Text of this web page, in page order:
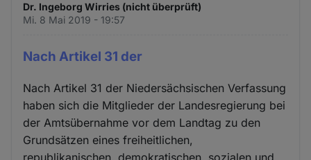
Dr. Ingeborg Wirries (nicht überprüft)
Mi. 8 Mai 2019 - 19:57
Nach Artikel 31 der
Nach Artikel 31 der Niedersächsischen Verfassung
haben sich die Mitglieder der Landesregierung bei
der Amtsübernahme vor dem Landtag zu den
Grundsätzen eines freiheitlichen,